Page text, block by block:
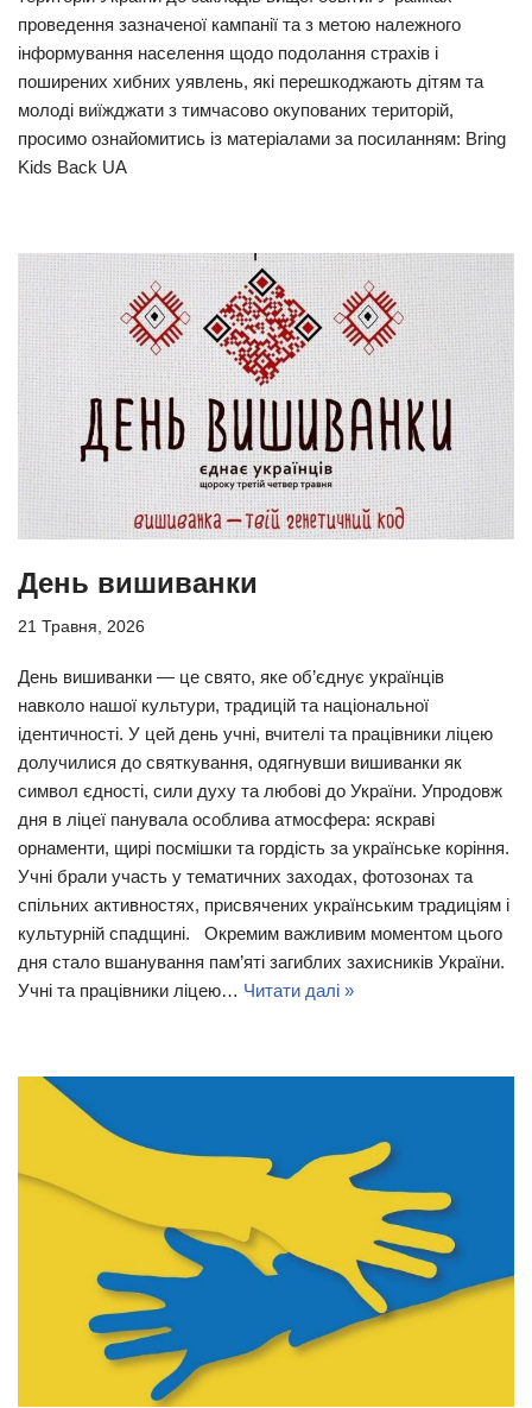
проведення зазначеної кампанії та з метою належного
інформування населення щодо подолання страхів і
поширених хибних уявлень, які перешкоджають дітям та
молоді виїжджати з тимчасово окупованих територій,
просимо ознайомитись із матеріалами за посиланням: Bring
Kids Back UA
День вишиванки
21 Травня, 2026
День вишиванки — це свято, яке об’єднує українців
навколо нашої культури, традицій та національної
ідентичності. У цей день учні, вчителі та працівники ліцею
долучилися до святкування, одягнувши вишиванки як
символ єдності, сили духу та любові до України. Упродовж
дня в ліцеї панувала особлива атмосфера: яскраві
орнаменти, щирі посмішки та гордість за українське коріння.
Учні брали участь у тематичних заходах, фотозонах та
спільних активностях, присвячених українським традиціям і
культурній спадщині. Окремим важливим моментом цього
дня стало вшанування пам’яті загиблих захисників України.
Учні та працівники ліцею… Читати далі »